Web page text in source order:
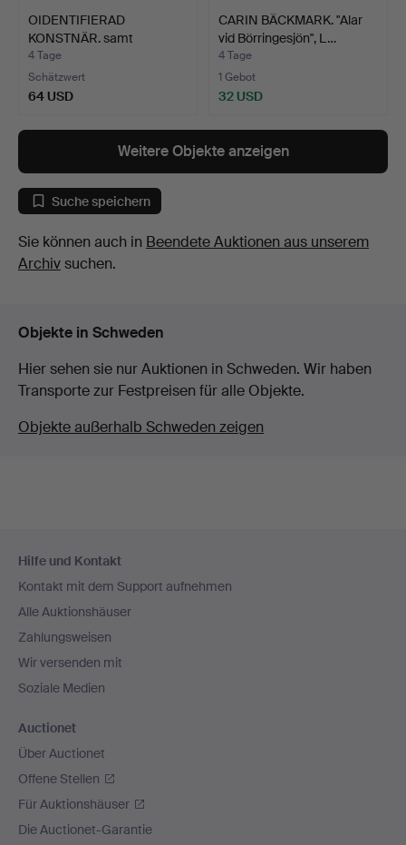
OIDENTIFIERAD
KONSTNÄR. samt
Catharina Edl…
4 Tage
Schätzwert
64 USD
CARIN BÄCKMARK. "Alar
vid Börringesjön", L…
4 Tage
1 Gebot
32 USD
Weitere Objekte anzeigen
Suche speichern
Sie können auch in Beendete Auktionen aus unserem
Archivsuchen.
Objekte in Schweden
Hier sehen sie nur Auktionen in Schweden. Wir haben
Transporte zur Festpreisen für alle Objekte.
Objekte außerhalb Schweden zeigen
Navigation
Hilfe und Kontakt
Kontakt mit dem Support aufnehmen
Alle Auktionshäuser
Zahlungsweisen
Wir versenden mit
Soziale Medien
Auctionet
Über Auctionet
Offene Stellen
Für Auktionshäuser
Die Auctionet-Garantie